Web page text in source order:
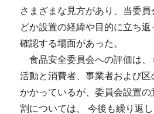
さまざまな見方があり、当委員
どか設置の経緯や目的に立ち
確認する場面があった。
食品安全委員会への評価は、
活動と消費者、事業者および区
かかっているが、委員会設置
割については、 今後も繰り返